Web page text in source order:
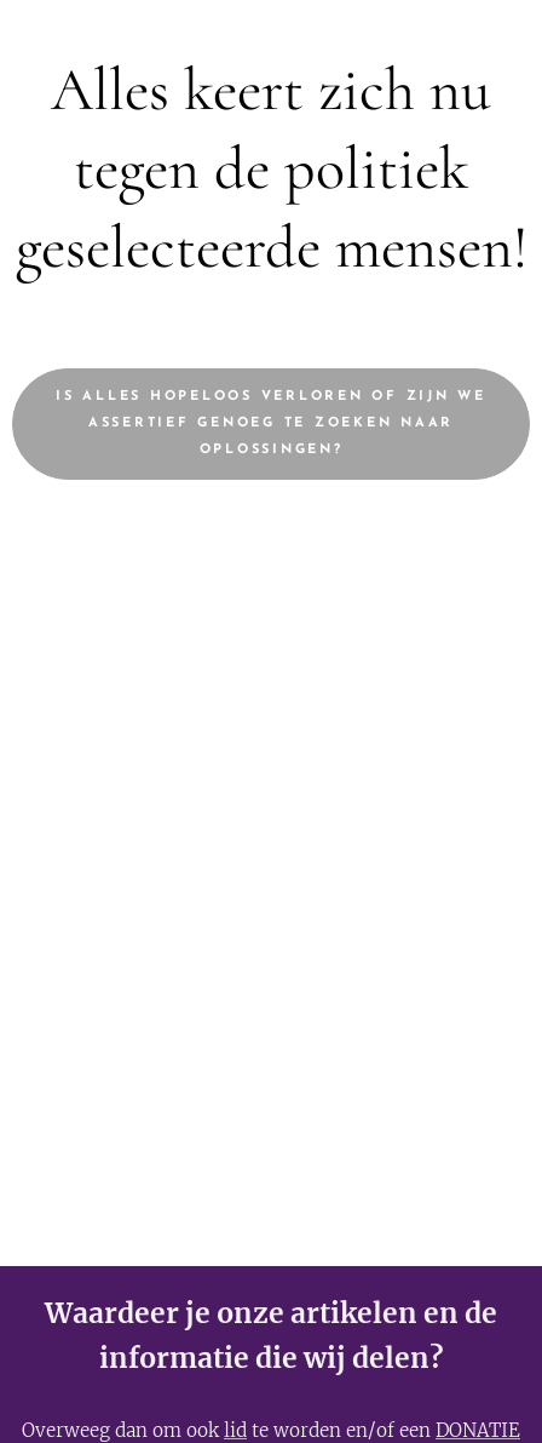
Alles keert zich nu
tegen de politiek
geselecteerde mensen!
IS ALLES HOPELOOS VERLOREN OF ZIJN WE
ASSERTIEF GENOEG TE ZOEKEN NAAR
OPLOSSINGEN?
Waardeer je onze artikelen en de
informatie die wij delen?
Overweeg dan om ooklid te worden en/of een DONATIE